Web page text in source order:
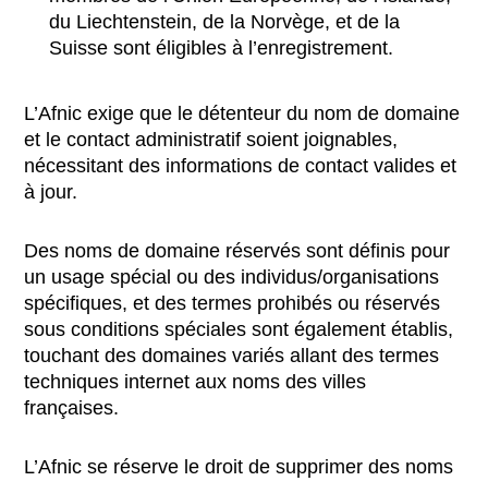
du Liechtenstein, de la Norvège, et de la
Suisse sont éligibles à l’enregistrement.
L’Afnic exige que le détenteur du nom de domaine
et le contact administratif soient joignables,
nécessitant des informations de contact valides et
à jour.
Des noms de domaine réservés sont définis pour
un usage spécial ou des individus/organisations
spécifiques, et des termes prohibés ou réservés
sous conditions spéciales sont également établis,
touchant des domaines variés allant des termes
techniques internet aux noms des villes
françaises.
L’Afnic se réserve le droit de supprimer des noms